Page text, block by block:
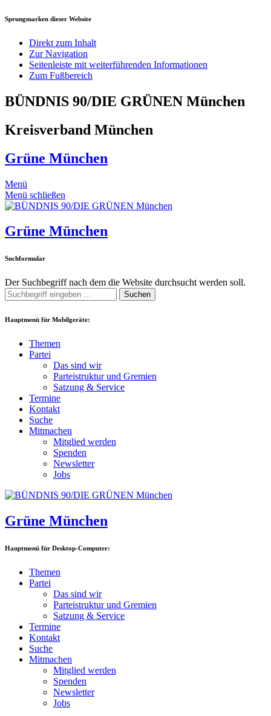
Sprungmarken dieser Website
Direkt zum Inhalt
Zur Navigation
Seitenleiste mit weiterführenden Informationen
Zum Fußbereich
BÜNDNIS 90/DIE GRÜNEN München
Kreisverband München
Grüne München
Menü
Menü schließen
Grüne München
Suchformular
Der Suchbegriff nach dem die Website durchsucht werden soll.
Suchen
Hauptmenü für Mobilgeräte:
Themen
Partei
Das sind wir
Parteistruktur und Gremien
Satzung & Service
Termine
Kontakt
Suche
Mitmachen
Mitglied werden
Spenden
Newsletter
Jobs
Grüne München
Hauptmenü für Desktop-Computer:
Themen
Partei
Das sind wir
Parteistruktur und Gremien
Satzung & Service
Termine
Kontakt
Suche
Mitmachen
Mitglied werden
Spenden
Newsletter
Jobs